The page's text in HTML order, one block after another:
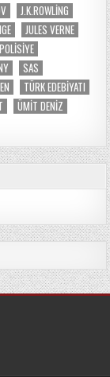
J.K.ROWLING
JULES VERNE
POLISIYE
SAS
TÜRK EDEBIYATI
ÜMIT DENIZ